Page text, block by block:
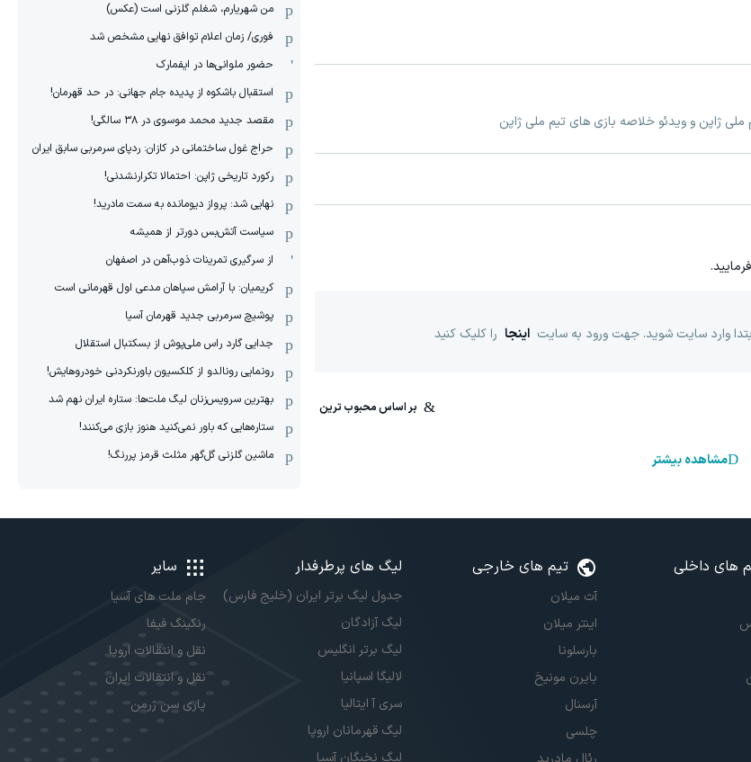
ملی ژاپن و ویدئو خلاصه بازی های تیم ملی ژاپن
وارد سایت شوید. جهت ورود به سایت اینجا را کلیک کنید
مشاهده بیشتر
من شهریارم، شغلم گلزنی است (عکس)
فوری/ زمان اعلام توافق نهایی مشخص شد
حضور ملوانی‌ها در ایفمارک
استقبال باشکوه از پدیده جام جهانی: در حد قهرمان!
مقصد جدید محمد موسوی در ٣٨ سالگی!
حراج غول ساختمانی در کازان: ردپای سرمربی سابق ایران
رکورد تاریخی ژاپن: احتمالا تکرارنشدنی!
نهایی شد: پرواز دیومانده به سمت مادرید!
سیاست آتش‌بس دورتر از همیشه
از سرگیری تمرینات ذوب‌آهن در اصفهان
کریمیان: با آرامش سپاهان مدعی اول قهرمانی است
پوشیچ سرمربی جدید قهرمان آسیا
جدایی گارد راس ملی‌پوش از بسکتبال استقلال
رونمایی رونالدو از کلکسیون باورنکردنی خودروهایش!
بهترین سرویس‌زنان لیگ ملت‌ها: ستاره ایران نهم شد
ستاره‌هایی که باور نمی‌کنید هنوز بازی می‌کنند!
ماشین گلزنی گل‌گهر مثلث قرمز پررنگ!
های داخلی تیم های خارجی
آث میلان
اینتر میلان
بارسلونا
بایرن مونیخ
آرسنال
چلسی
لیگ های پرطرفدار
جدول لیگ برتر ایران (خلیج فارس)
لیگ آزادگان
لیگ برتر انگلیس
لالیگا اسپانیا
سری آ ایتالیا
لیگ قهرمانان اروپا
لیگ نخبگان آسیا
سایر
جام ملت های آسیا
رنکینگ فیفا
نقل و انتقالات اروپا
نقل و انتقالات ایران
پاری سن ژرمن